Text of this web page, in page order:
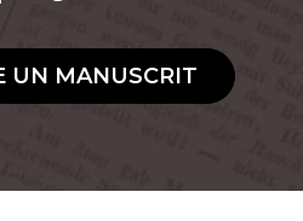
UN MANUSCRIT